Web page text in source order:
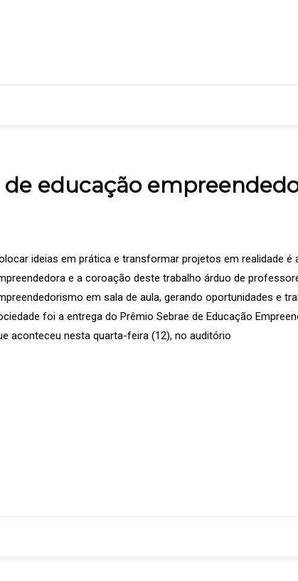
educação
ideias em prática e transformar projetos em realidade é
e a coroação deste trabalho árduo de
em sala de aula, gerando oportunidades e
foi a entrega do Prêmio Sebrae de Educação
aconteceu nesta quarta-feira (12), no auditório